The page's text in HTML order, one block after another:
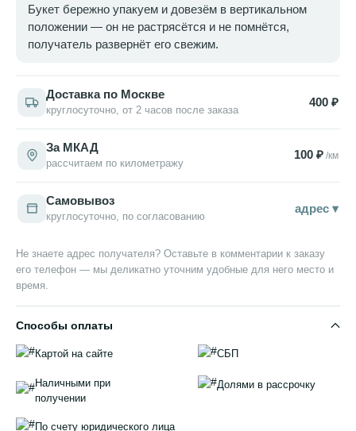
Букет бережно упакуем и довезём в вертикальном
положении — он не растрясётся и не помнётся,
получатель развернёт его свежим.
Доставка по Москве
круглосуточно, от 2 часов после заказа
400 ₽
За МКАД
рассчитаем по километражу
100 ₽ /км
Самовывоз
круглосуточно, по согласованию
адрес ▾
Не знаете адрес получателя? Оставьте в комментарии к заказу
его телефон — мы деликатно уточним удобные для него место и
время.
Способы оплаты
Картой на сайте СБП
Наличными при
получении
Долями в рассрочку
По счету юридического лица